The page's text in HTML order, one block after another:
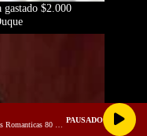
gastado $2.000
PAUSADO